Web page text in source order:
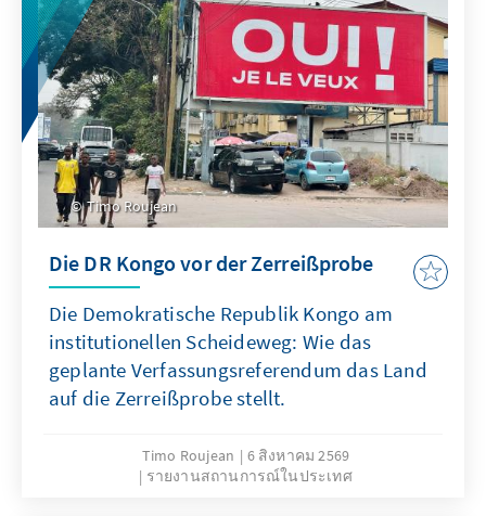
Timo Roujean
Die DR Kongo vor der Zerreißprobe
Die Demokratische Republik Kongo am
institutionellen Scheideweg: Wie das
geplante Verfassungsreferendum das Land
auf die Zerreißprobe stellt.
Timo Roujean
6 สิงหาคม 2569
รายงานสถานการณ์ในประเทศ